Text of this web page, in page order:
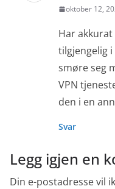
oktober 12,
Har
tilgjengelig
smøre seg
VPN
den i en
Svar
Legg igjen en
Din e-postadresse vil